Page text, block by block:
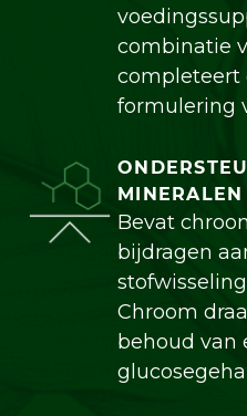
combinatie
completeert
formulering
MINERALEN
Bevat
bijdragen
Chroom
behoud van